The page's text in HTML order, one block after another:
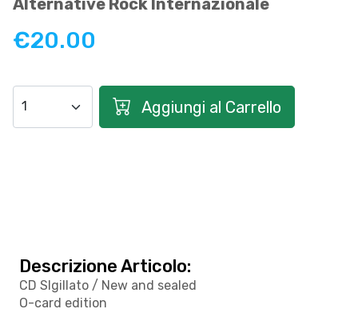
€20.00
Aggiungi al Carrello
Descrizione Articolo:
CD SIgillato / New and sealed
O-card edition